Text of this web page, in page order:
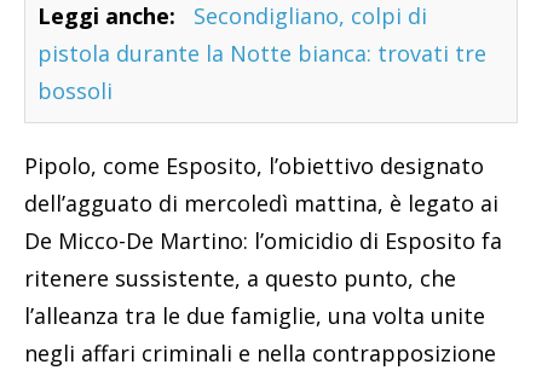
Leggi anche:
Secondigliano, colpi di
pistola durante la Notte bianca: trovati tre
bossoli
Pipolo, come Esposito, l’obiettivo designato
dell’agguato di mercoledì mattina, è legato ai
De Micco-De Martino: l’omicidio di Esposito fa
ritenere sussistente, a questo punto, che
l’alleanza tra le due famiglie, una volta unite
negli affari criminali e nella contrapposizione